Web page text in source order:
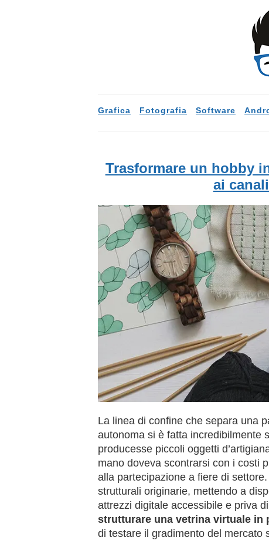
Grafica Fotografia Software
Trasformare un hobby
ai
La linea di confine che separa una
autonoma si è fatta incredibilmente
producesse piccoli oggetti
mano doveva scontrarsi con i costi
alla partecipazione a fiere di
strutturali originarie, mettendo a
attrezzi digitale accessibile e priva
strutturare una vetrina virtuale in
di testare il gradimento del mercato